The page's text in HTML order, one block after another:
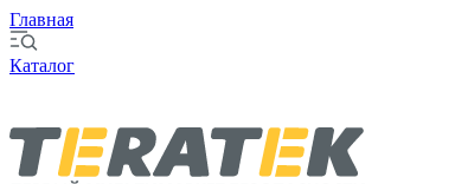
Главная
Каталог